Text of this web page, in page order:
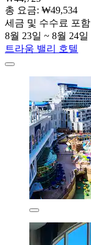
총 요금: ₩49,534
세금 및 수수료 포함
8월 23일 ~ 8월 24일
트라움 밸리 호텔